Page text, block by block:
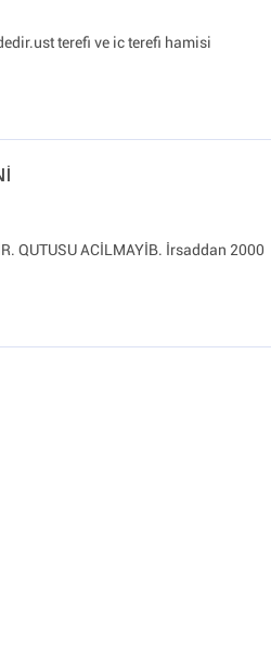
terefi ve ic terefi hamisi
QUTUSU ACİLMAYİB. İrsaddan 2000